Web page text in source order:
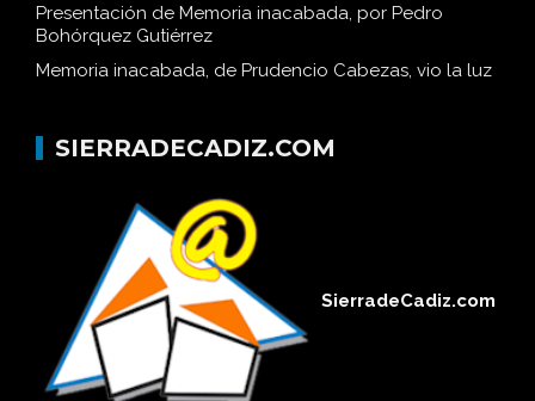
Presentación de Memoria inacabada, por Pedro
Bohórquez Gutiérrez
Memoria inacabada, de Prudencio Cabezas, vio la luz
SIERRADECADIZ.COM
SierradeCadiz.com